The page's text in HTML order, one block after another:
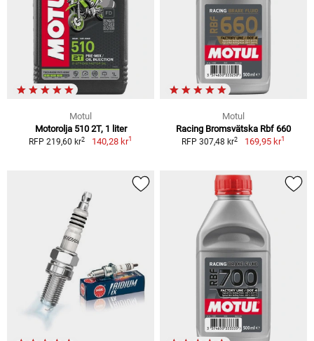
Motul
Motorolja 510 2T, 1 liter
RFP 219,60 kr2 140,28 kr1
Motul
Racing Bromsvätska Rbf 660
RFP 307,48 kr2 169,95 kr1